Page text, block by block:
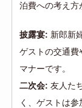
泊費への考え方
披露宴: 新郎新
ゲストの交通費
マナーです。
二次会: 友人た
く、ゲストは